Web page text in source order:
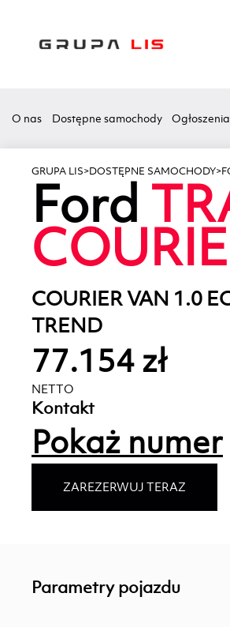
O nas Dostępne samochody
GRUPA LIS>DOSTĘPNE SAMOCHODY>
Ford
COURIER VAN 1.0
TREND
77.154 zł
NETTO
Kontakt
Pokaż numer
ZAREZERWUJ TERAZ
Parametry pojazdu